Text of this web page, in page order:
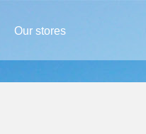
Our stores